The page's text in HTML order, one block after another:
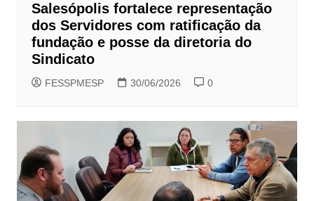
Salesópolis fortalece representação
dos Servidores com ratificação da
fundação e posse da diretoria do
Sindicato
FESSPMESP 30/06/2026 0